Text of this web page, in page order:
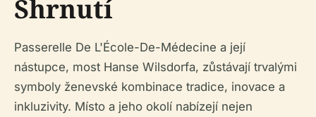
Shrnutí
Passerelle De L'École-De-Médecine a její
nástupce, most Hanse Wilsdorfa, zůstávají trvalými
symboly ženevské kombinace tradice, inovace a
inkluzivity. Místo a jeho okolí nabízejí nejen